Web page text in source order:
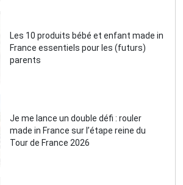
Les 10 produits bébé et enfant made in
France essentiels pour les (futurs)
parents
Je me lance un double défi : rouler
made in France sur l’étape reine du
Tour de France 2026